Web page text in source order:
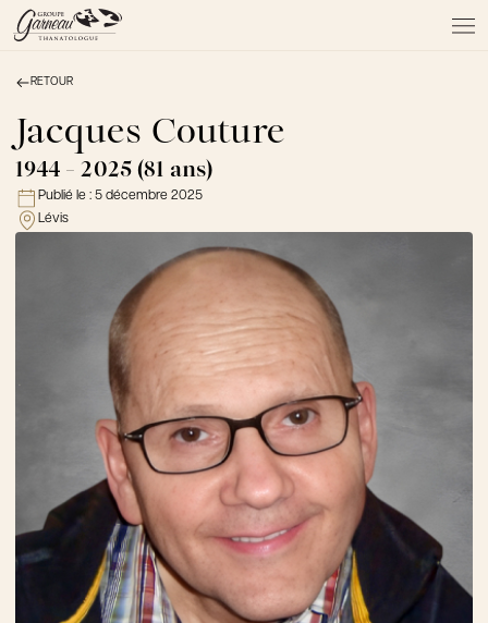
À PROPOS
NOS SERVICES
NOS PRODUITS
NOTRE ÉQUIPE
NOS SALONS
AVIS DE DÉCÈS
FAQ et mythes
Témoignages
RETOUR
Jacques Couture
1944 - 2025 (81 ans)
Publié le : 5 décembre 2025
Lévis